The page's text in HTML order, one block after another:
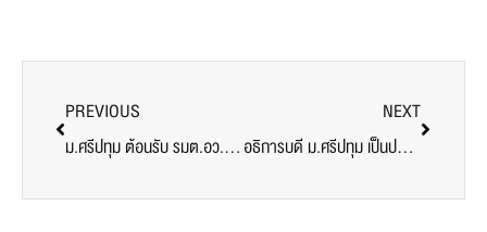
PREVIOUS
ม.ศรีปทุม ต้อนรับ รมต.อว.ร่วมบันทึกเทปโครงการ ”ยุวชนสร้างชาติ”
NEXT
อธิการบดี ม.ศรีปทุม เป็นประธานในพิธีทำบุญ บวงสรวงพระวิษณุกรรม สถาปนาครบรอบ 53ปี ไทยสุริยะ